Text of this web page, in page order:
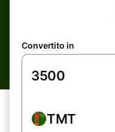
Convertito in
TMT